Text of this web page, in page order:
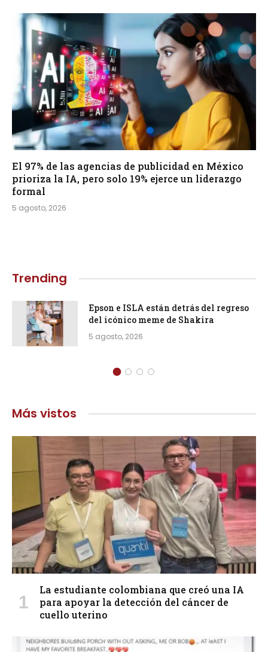
El 97% de las agencias de publicidad en México
prioriza la IA, pero solo 19% ejerce un liderazgo
formal
5 agosto, 2026
Trending
Epson e ISLA están detrás del regreso
del icónico meme de Shakira
5 agosto, 2026
Más vistos
La estudiante colombiana que creó una IA
para apoyar la detección del cáncer de
cuello uterino